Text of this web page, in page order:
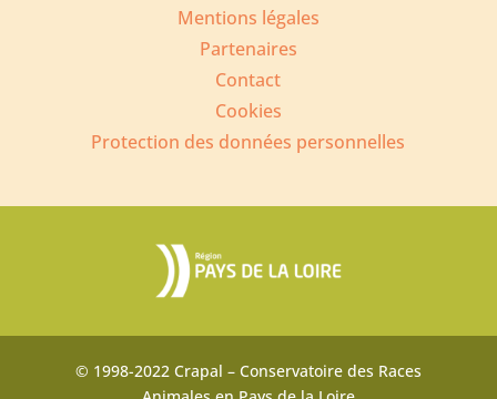
Mentions légales
Partenaires
Contact
Cookies
Protection des données personnelles
© 1998-2022 Crapal – Conservatoire des Races